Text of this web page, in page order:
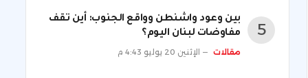
بين وعود واشنطن وواقع الجنوب: أين تقف
مفاوضات لبنان اليوم؟
مقالات الإثنين 20 يوليو 4:43 م